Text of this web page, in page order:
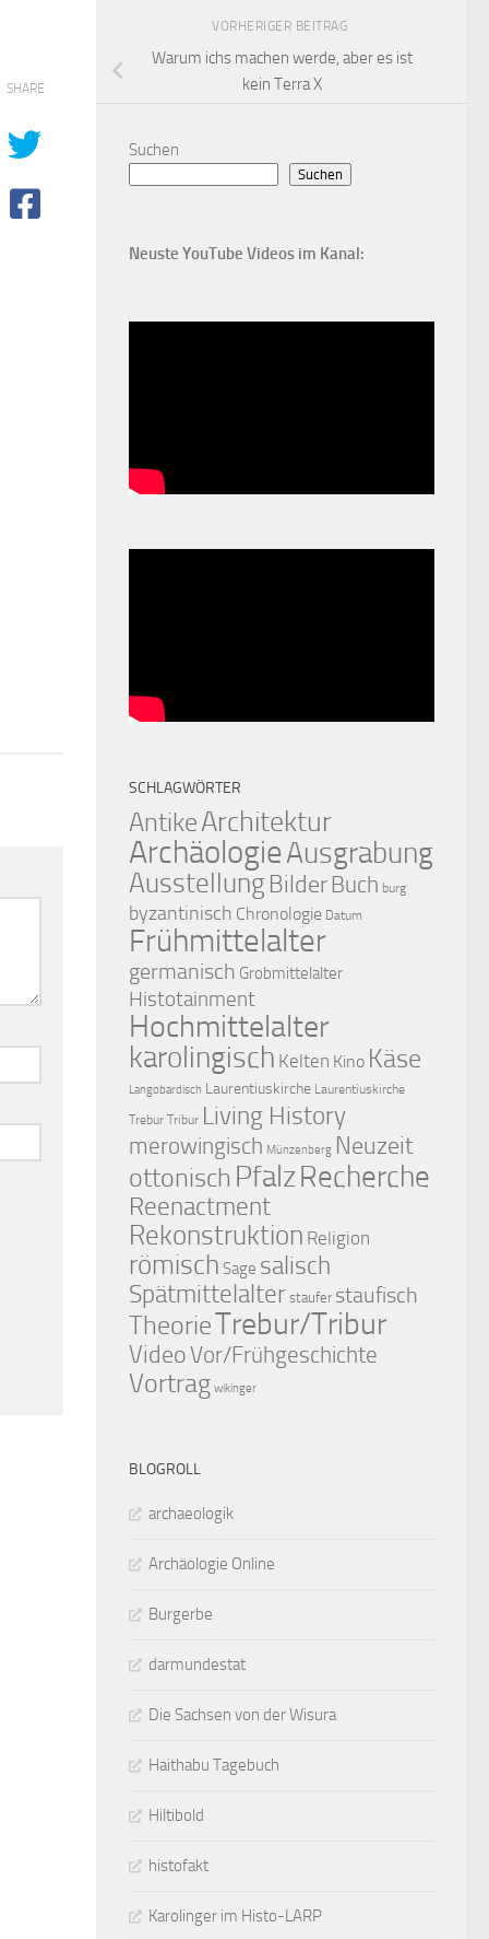
SHARE
VORHERIGER BEITRAG
Warum ichs machen werde, aber es ist
kein Terra X
Suchen
Suchen
Neuste YouTube Videos im Kanal:
SCHLAGWÖRTER
AntikeArchitektur
ArchäologieAusgrabung
AusstellungBilder Buch burg
byzantinisch Chronologie Datum
Frühmittelalter
germanisch Grobmittelalter
Histotainment
Hochmittelalter
karolingisch Kelten Kino Käse
Langobardisch Laurentiuskirche Laurentiuskirche
Trebur Tribur Living History
merowingisch Münzenberg Neuzeit
ottonisch PfalzRecherche
Reenactment
Rekonstruktion Religion
römisch Sage salisch
Spätmittelalter staufer staufisch
TheorieTrebur/Tribur
VideoVor/Frühgeschichte
Vortrag wikinger
BLOGROLL
archaeologik
Archäologie Online
Burgerbe
darmundestat
Die Sachsen von der Wisura
Haithabu Tagebuch
Hiltibold
histofakt
Karolinger im Histo-LARP